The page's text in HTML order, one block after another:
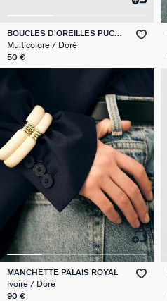
BOUCLES D'OREILLES PUCES
BELOVED
Multicolore / Doré
50 €
MANCHETTE PALAIS ROYAL
Ivoire / Doré
90 €